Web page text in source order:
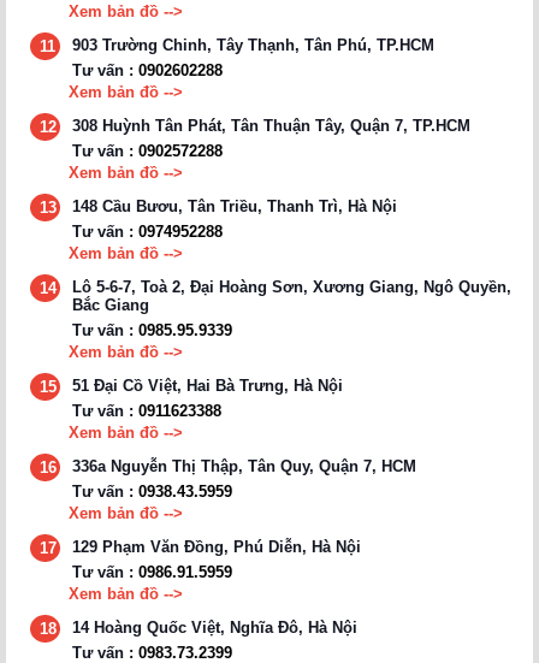
Xem bản đồ -->
11
903 Trường Chinh, Tây Thạnh, Tân Phú, TP.HCM
Tư vấn : 0902602288
Xem bản đồ -->
12
308 Huỳnh Tân Phát, Tân Thuận Tây, Quận 7, TP.HCM
Tư vấn : 0902572288
Xem bản đồ -->
13
148 Cầu Bươu, Tân Triều, Thanh Trì, Hà Nội
Tư vấn : 0974952288
Xem bản đồ -->
14
Lô 5-6-7, Toà 2, Đại Hoàng Sơn, Xương Giang, Ngô Quyền,
Bắc Giang
Tư vấn : 0985.95.9339
Xem bản đồ -->
15
51 Đại Cồ Việt, Hai Bà Trưng, Hà Nội
Tư vấn : 0911623388
Xem bản đồ -->
16
336a Nguyễn Thị Thập, Tân Quy, Quận 7, HCM
Tư vấn : 0938.43.5959
Xem bản đồ -->
17
129 Phạm Văn Đồng, Phú Diễn, Hà Nội
Tư vấn : 0986.91.5959
Xem bản đồ -->
18
14 Hoàng Quốc Việt, Nghĩa Đô, Hà Nội
Tư vấn : 0983.73.2399